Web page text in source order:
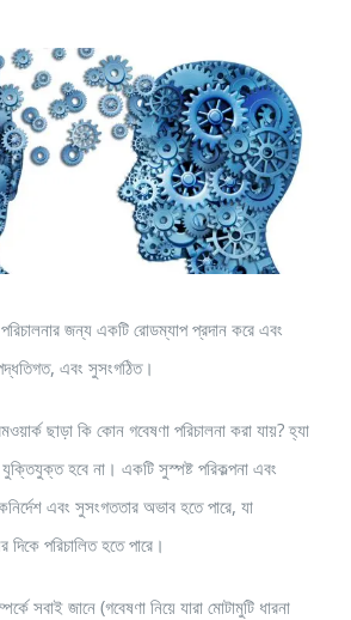
পরিচালনার জন্য একটি রোডম্যাপ প্রদান করে এবং
এবং সুসংগঠিত।
ছাড়া কি কোন গবেষণা পরিচালনা করা যায়? হ্যা
যুক্তিযুক্ত হবে না। একটি সুস্পষ্ট পরিকল্পনা এবং
এবং সুসংগততার অভাব হতে পারে, যা
পরিচালিত হতে পারে।
সবাই জানে (গবেষণা নিয়ে যারা মোটামুটি ধারনা